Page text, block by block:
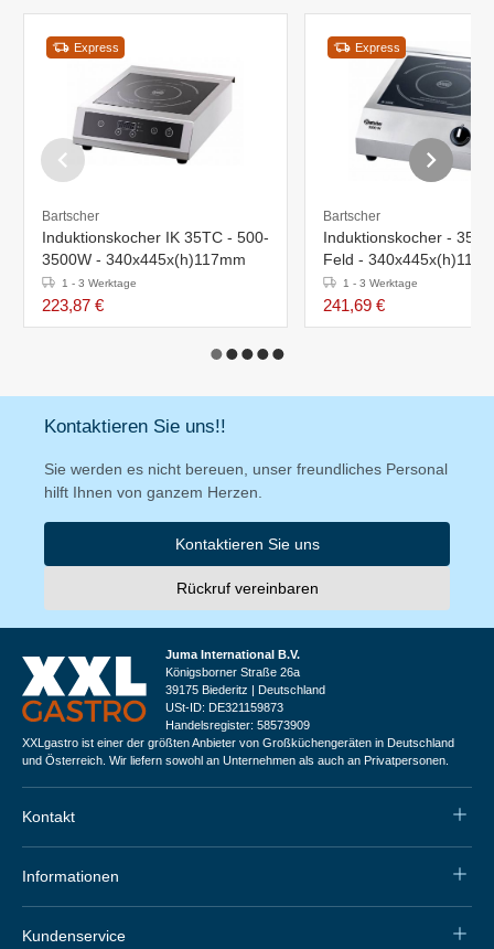
Express
Bartscher
Induktionskocher IK 35TC - 500-
3500W - 340x445x(h)117mm
1 - 3 Werktage
223,87 €
Express
Bartscher
Induktionskocher -
Feld -
1 - 3 Werktage
241,69 €
Kontaktieren Sie uns!!
Sie werden es nicht bereuen, unser freundliches Personal
hilft Ihnen von ganzem Herzen.
Kontaktieren Sie uns
Rückruf vereinbaren
Juma International B.V.
Königsborner Straße 26a
39175 Biederitz | Deutschland
USt-ID: DE321159873
Handelsregister: 58573909
XXLgastro ist einer der größten Anbieter von Großküchengeräten in Deutschland
und Österreich. Wir liefern sowohl an Unternehmen als auch an Privatpersonen.
Kontakt
Informationen
Kundenservice